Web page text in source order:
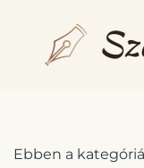
Fő tartalom
Ebben a